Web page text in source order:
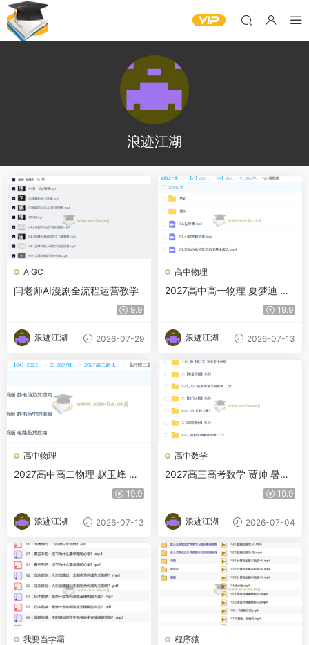
浪迹江湖
AIGC
闫老师AI漫剧全流程运营教学
9.9
浪迹江湖 2026-07-29
高中物理
2027高中高一物理 夏梦迪 暑
19.9
浪迹江湖 2026-07-13
高中物理
2027高中高二物理 赵玉峰 上
19.9
浪迹江湖 2026-07-13
高中数学
2027高三高考数学 贾帅 暑假
19.9
浪迹江湖 2026-07-04
我要当学霸 程序猿